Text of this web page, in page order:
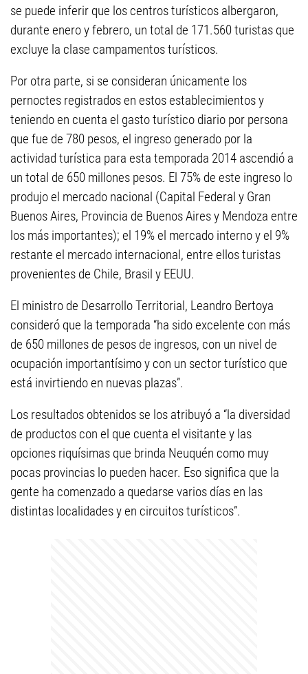
se puede inferir que los centros turísticos albergaron,
durante enero y febrero, un total de 171.560 turistas que
excluye la clase campamentos turísticos.
Por otra parte, si se consideran únicamente los
pernoctes registrados en estos establecimientos y
teniendo en cuenta el gasto turístico diario por persona
que fue de 780 pesos, el ingreso generado por la
actividad turística para esta temporada 2014 ascendió a
un total de 650 millones pesos. El 75% de este ingreso lo
produjo el mercado nacional (Capital Federal y Gran
Buenos Aires, Provincia de Buenos Aires y Mendoza entre
los más importantes); el 19% el mercado interno y el 9%
restante el mercado internacional, entre ellos turistas
provenientes de Chile, Brasil y EEUU.
El ministro de Desarrollo Territorial, Leandro Bertoya
consideró que la temporada “ha sido excelente con más
de 650 millones de pesos de ingresos, con un nivel de
ocupación importantísimo y con un sector turístico que
está invirtiendo en nuevas plazas”.
Los resultados obtenidos se los atribuyó a “la diversidad
de productos con el que cuenta el visitante y las
opciones riquísimas que brinda Neuquén como muy
pocas provincias lo pueden hacer. Eso significa que la
gente ha comenzado a quedarse varios días en las
distintas localidades y en circuitos turísticos”.